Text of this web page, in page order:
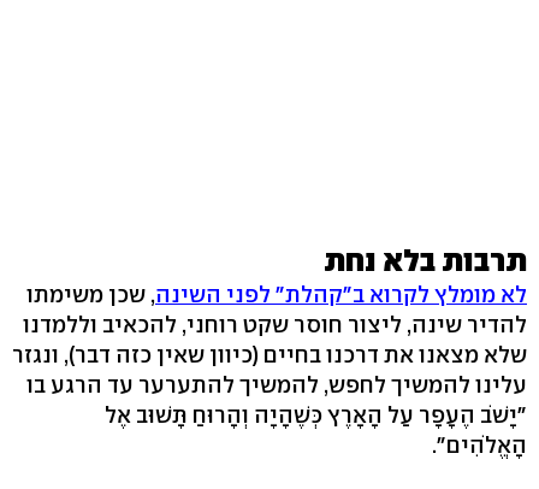
תרבות בלא נחת
לא מומלץ לקרוא ב"קהלת" לפני השינה, שכן משימתו
להדיר שינה, ליצור חוסר שקט רוחני, להכאיב וללמדנו
שלא מצאנו את דרכנו בחיים (כיוון שאין כזה דבר), ונגזר
עלינו להמשיך לחפש, להמשיך להתערער עד הרגע בו
"יָשֹׁב הֶעָפָר עַל הָאָרֶץ כְּשֶׁהָיָה וְהָרוּחַ תָּשׁוּב אֶל
הָאֱלֹהִים".